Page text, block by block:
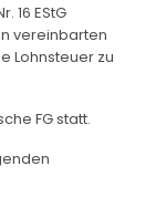
16 EStG
vereinbarten
Lohnsteuer zu
FG statt.